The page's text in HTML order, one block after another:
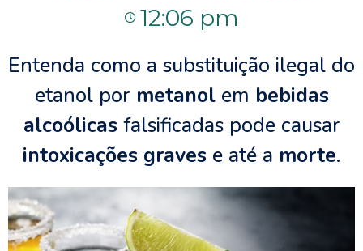
12:06 pm
Entenda como a substituição ilegal do
etanol por metanolem bebidas
alcoólicasfalsificadas pode causar
intoxicações graves e até a morte.